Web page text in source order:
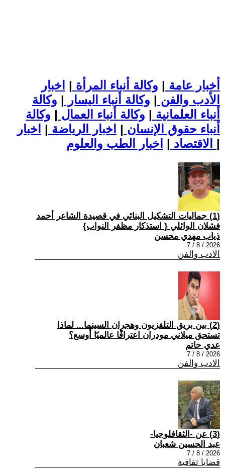
أخبار عامة | وكالة أنباء المرأة | اخبار
الأدب والفن | وكالة أنباء اليسار | وكالة
أنباء العلمانية | وكالة أنباء العمال | وكالة
أنباء حقوق الإنسان | اخبار الرياضة | اخبار
الاقتصاد | |
(1) جماليات التشكيل البنائي في قصيدة الشاعر أحمد
فشلان الوائلي { استذكار مظفر النواب}
ذياب مهدي محسن
2026 / 8 / 7
الادب والفن
(2) بين بريق التلفزيون وهجران السينما... لماذا
تستحق ميلاني مودران اعترافًا عالميًا أوسع؟
عدي حاتم
2026 / 8 / 7
الادب والفن
(3) عن -الثقافلوجيا-
عبد الحسين شعبان
2026 / 8 / 7
قضايا ثقافية